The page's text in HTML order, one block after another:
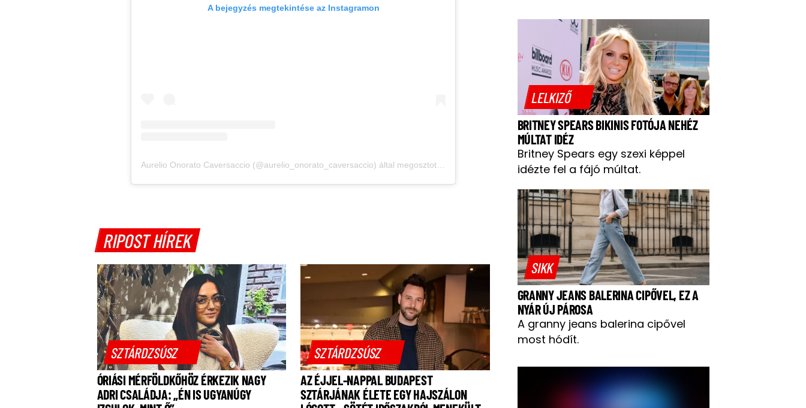
A bejegyzés megtekintése az Instagramon
RIPOST HÍREK
SZTÁRDZSÚSZ
ÓRIÁSI MÉRFÖLDKŐHÖZ ÉRKEZIK NAGY
ADRI CSALÁDJA: „ÉN IS UGYANÚGY
SZTÁRDZSÚSZ
AZ ÉJJEL-NAPPAL BUDAPEST
SZTÁRJÁNAK ÉLETE EGY HAJSZÁLON
LELKIZŐ
BRITNEY SPEARS BIKINIS FOTÓJA NEHÉZ
MÚLTAT IDÉZ
Britney Spears egy szexi képpel
idézte fel a fájó múltat.
SIKK
GRANNY JEANS BALERINA CIPŐVEL, EZ A
NYÁR ÚJ PÁROSA
A granny jeans balerina cipővel
most hódít.